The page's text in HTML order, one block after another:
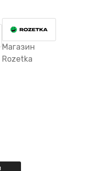
Магазин
Rozetka